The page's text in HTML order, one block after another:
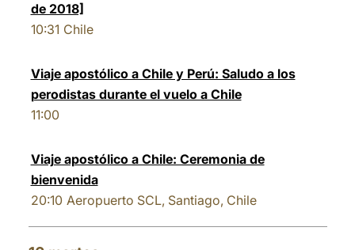
de 2018]
10:31 Chile
Viaje apostólico a Chile y Perú: Saludo a los
perodistas durante el vuelo a Chile
11:00
Viaje apostólico a Chile: Ceremonia de
bienvenida
20:10 Aeropuerto SCL, Santiago, Chile